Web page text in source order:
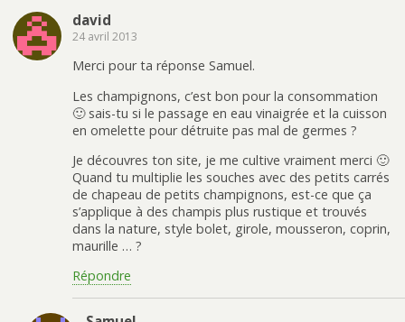
david
24 avril 2013
Merci pour ta réponse Samuel.
Les champignons, c’est bon pour la consommation
🙂 sais-tu si le passage en eau vinaigrée et la cuisson
en omelette pour détruite pas mal de germes ?
Je découvres ton site, je me cultive vraiment merci 🙂
Quand tu multiplie les souches avec des petits carrés
de chapeau de petits champignons, est-ce que ça
s’applique à des champis plus rustique et trouvés
dans la nature, style bolet, girole, mousseron, coprin,
maurille … ?
Répondre